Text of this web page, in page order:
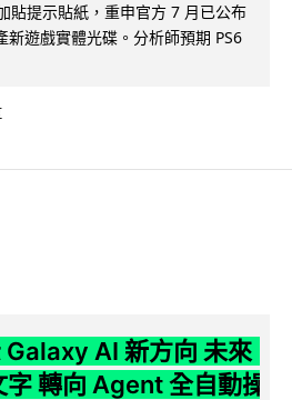
貼提示貼紙，重申官方 7 月已公布
遊戲實體光碟。分析師預期 PS6
AI 新方向 未來
轉向 Agent 全自動操